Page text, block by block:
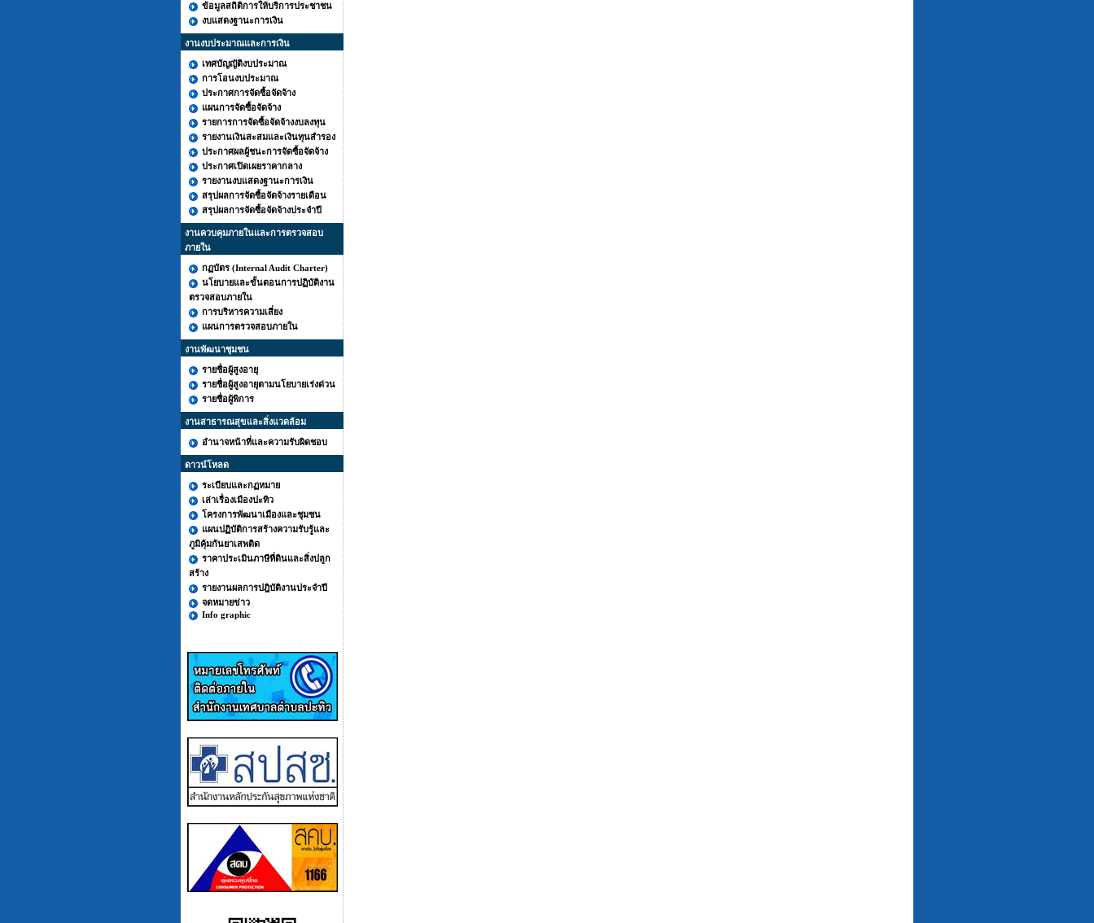
ข้อมูลสถิติการให้บริการประชาชน
งบแสดงฐานะการเงิน
งานงบประมาณและการเงิน
เทศบัญญัติงบประมาณ
การโอนงบประมาณ
ประกาศการจัดซื้อจัดจ้าง
แผนการจัดซื้อจัดจ้าง
รายการการจัดซื้อจัดจ้างงบลงทุน
รายงานเงินสะสมและเงินทุนสำรอง
ประกาศผลผู้ชนะการจัดซื้อจัดจ้าง
ประกาศเปิดเผยราคากลาง
รายงานงบแสดงฐานะการเงิน
สรุปผลการจัดซื้อจัดจ้างรายเดือน
สรุปผลการจัดซื้อจัดจ้างประจำปี
งานควบคุมภายในและการตรวจสอบ
ภายใน
กฏบัตร (Internal Audit Charter)
นโยบายและขั้นตอนการปฏิบัติงาน
ตรวจสอบภายใน
การบริหารความเสี่ยง
แผนการตรวจสอบภายใน
งานพัฒนาชุมชน
รายชื่อผู้สูงอายุ
รายชื่อผู้สูงอายุตามนโยบายเร่งด่วน
รายชื่อผู้พิการ
งานสาธารณสุขและสิ่งแวดล้อม
อำนาจหน้าที่และความรับผิดชอบ
ดาวน์โหลด
ระเบียบและกฏหมาย
เล่าเรื่องเมืองปะทิว
โครงการพัฒนาเมืองและชุมชน
แผนปฏิบัติการสร้างความรับรู้และ
ภูมิคุ้มกันยาเสพติด
ราคาประเมินภาษีที่ดินและสิ่งปลูก
สร้าง
รายงานผลการปฎิบัติงานประจำปี
จดหมายข่าว
Info graphic